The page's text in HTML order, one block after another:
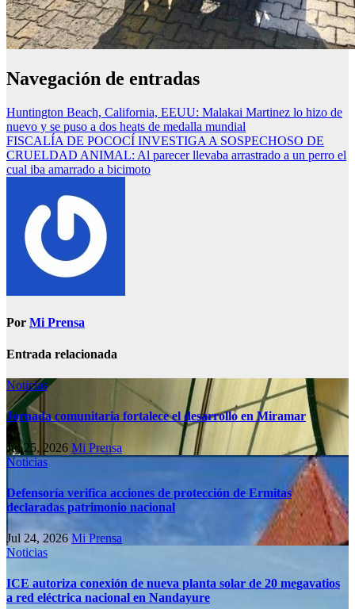
Navegación de entradas
Huntington Beach, California, EEUU: Malakai Martinez lo hizo de
nuevo y se puso a dos heats de medalla mundial
FISCALÍA DE POCOCÍ INVESTIGA A SOSPECHOSO DE
CRUELDAD ANIMAL: Al parecer llevaba arrastrado a un perro el
cual iba amarrado a bicimoto
Por Mi Prensa
Entrada relacionada
Noticias
Jornada comunitaria fortalece el desarrollo en Miramar
Jul 25, 2026 Mi Prensa
Noticias
Defensoría verifica acciones de protección de Ermitas
declaradas patrimonio nacional
Jul 24, 2026Mi Prensa
Noticias
ICE autoriza conexión de nueva planta solar de 20 megavatios
a red eléctrica nacional en Nandayure